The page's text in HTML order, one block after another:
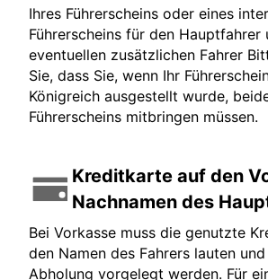
Ihres Führerscheins oder eines
Führerscheins für den Hauptfahrer
eventuellen zusätzlichen Fahrer
Sie, dass Sie, wenn Ihr
Königreich ausgestellt wurde,
Führerscheins mitbringen müssen.
Kreditkarte auf den
Nachnamen des
Bei Vorkasse muss die genutzte
den Namen des Fahrers lauten
Abholung vorgelegt werden. Für